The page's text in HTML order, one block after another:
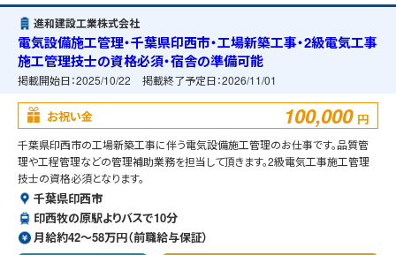
進和建設工業株式会社
電気設備施工管理・千葉県印西市・工場新築工事・2級電気工事
施工管理技士の資格必須・宿舎の準備可能
掲載開始日：2025/10/22 掲載終了予定日：2026/11/01
お祝い金 100,000 円
千葉県印西市の工場新築工事に伴う電気設備施工管理のお仕事です。品質管
理や工程管理などの管理補助業務を担当して頂きます。2級電気工事施工管理
技士の資格必須となります。
千葉県印西市
印西牧の原駅よりバスで10分
月給約42〜58万円（前職給与保証）